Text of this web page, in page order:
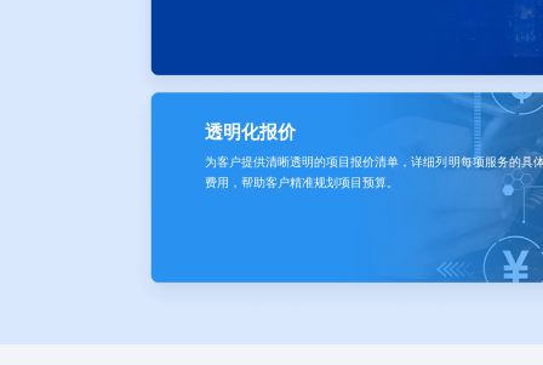
透明化报价
为客户提供清晰透明的项目报价清单，详细列明每项服务的具
费用，帮助客户精准规划项目预算。